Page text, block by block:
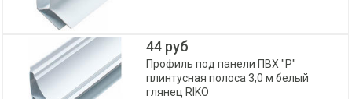
44 руб
Профиль под панели ПВХ "P"
плинтусная полоса 3,0 м белый
глянец RIKO